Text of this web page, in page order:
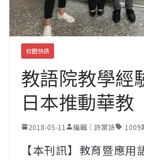
校園快訊
教語院教學經
日本推動華教
2018-05-11 編輯｜許棠詠 1009
【本刊訊】教育暨應